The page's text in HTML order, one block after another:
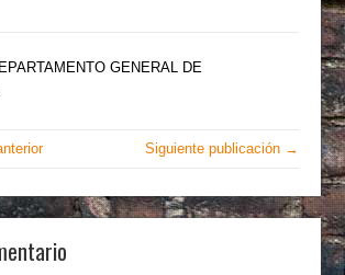
GENERAL DE
Siguiente publicación →